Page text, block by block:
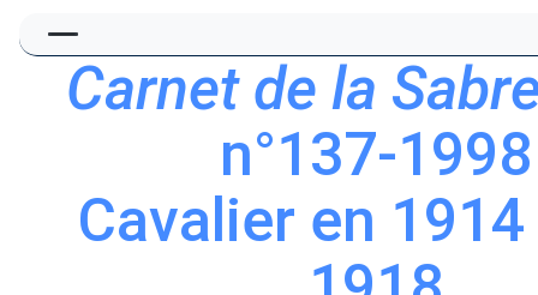
Carnet de la
n°137-1998
Cavalier en